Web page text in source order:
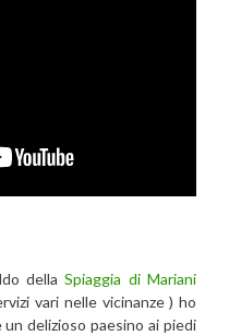
dellaSpiaggia di Mariani
vari nelle vicinanze ) ho
delizioso paesino ai piedi